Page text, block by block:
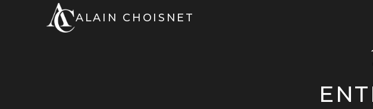
ALAIN CHOISNET